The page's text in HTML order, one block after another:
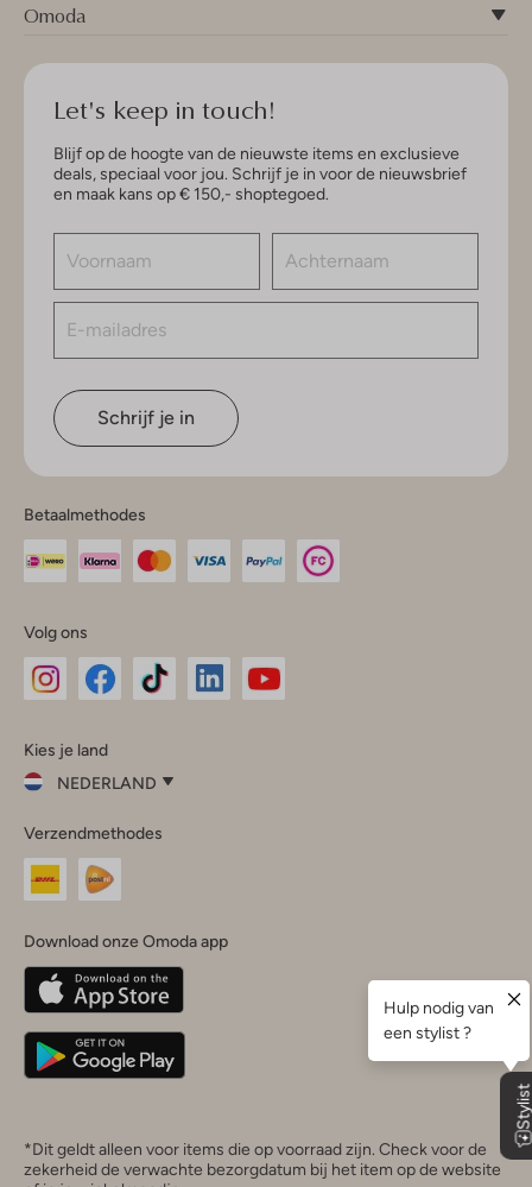
Omoda
Let's keep in touch!
Blijf op de hoogte van de nieuwste items en exclusieve
deals, speciaal voor jou. Schrijf je in voor de nieuwsbrief
en maak kans op € 150,- shoptegoed.
Schrijf je in
Betaalmethodes
Volg ons
InstagramFacebook
Kies je land
NEDERLAND
je
land
Nederland
Belgique(Français)
Deutschland
Verzendmethodes
Download onze Omoda app
*Dit geldt alleen voor items die op voorraad zijn. Check voor de
zekerheid de verwachte bezorgdatum bij het item op de website